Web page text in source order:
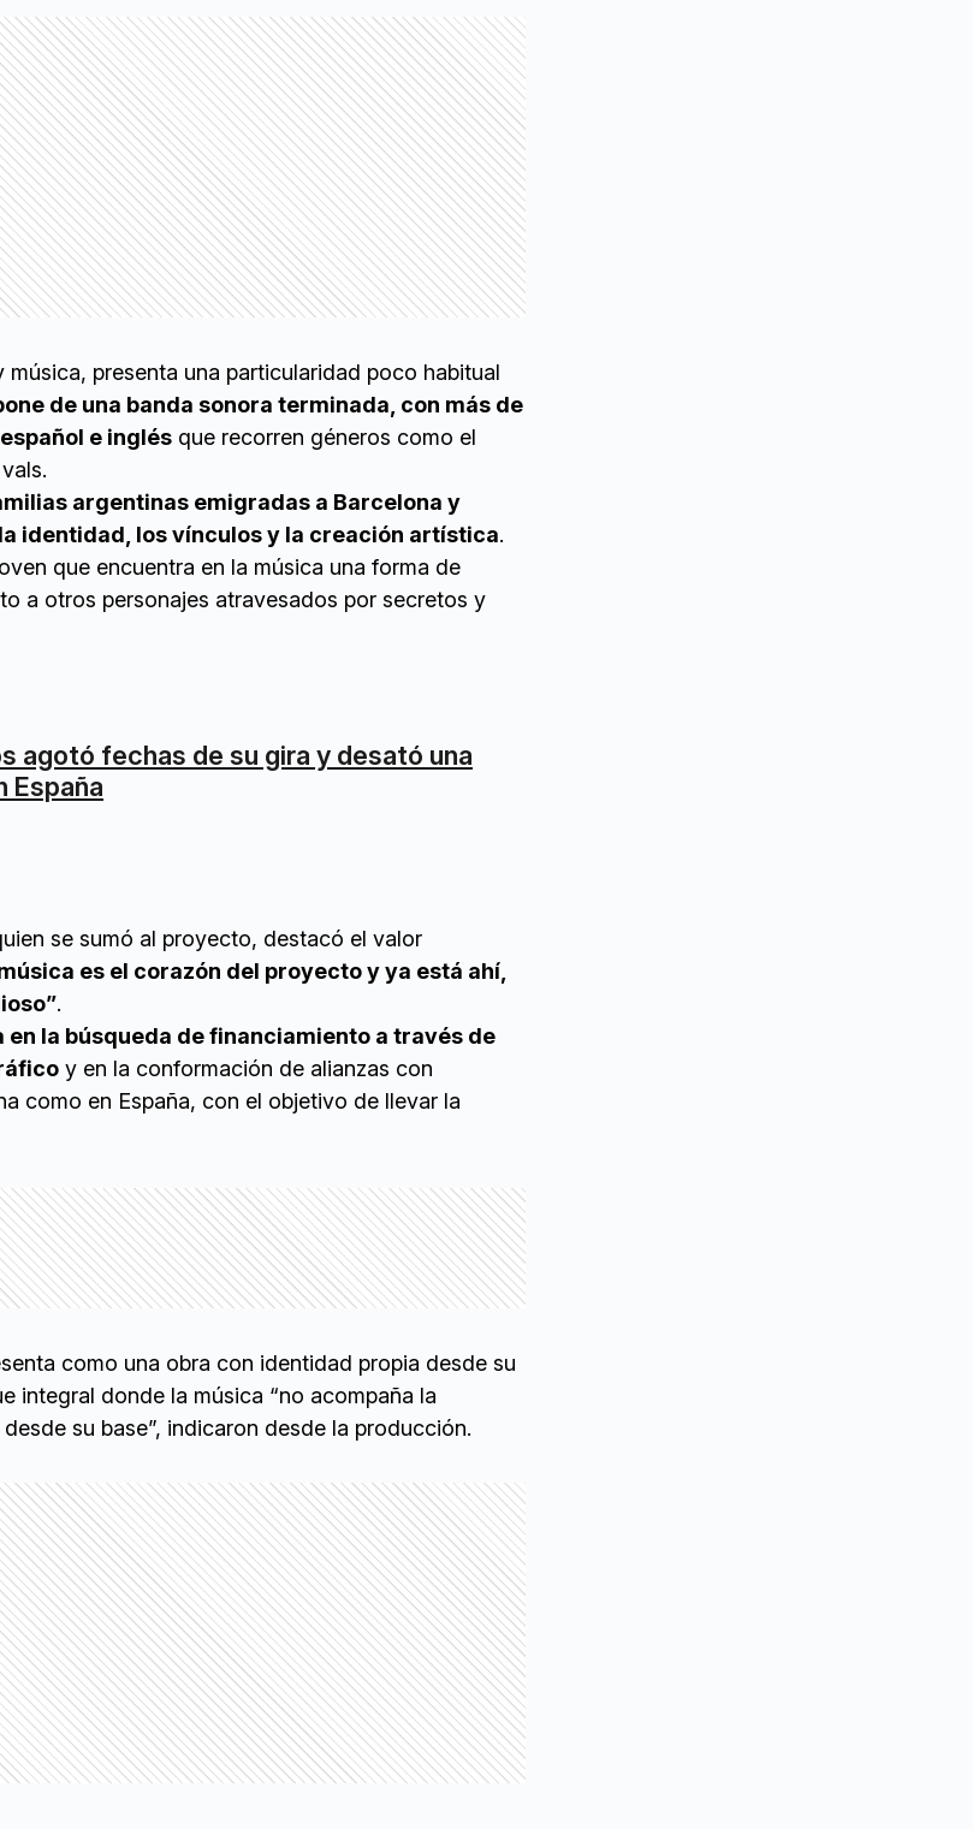
presenta una particularidad poco habitual
de una banda sonora terminada, con más de
e inglés que recorren géneros como el
argentinas emigradas a Barcelona y
identidad, los vínculos y la creación artística.
que encuentra en la música una forma de
a otros personajes atravesados por secretos y
agotó fechas de su gira y desató una
España
se sumó al proyecto, destacó el valor
es el corazón del proyecto y ya está ahí,
.
en la búsqueda de financiamiento a través de
y en la conformación de alianzas con
como en España, con el objetivo de llevar la
como una obra con identidad propia desde su
integral donde la música “no acompaña la
su base”, indicaron desde la producción.